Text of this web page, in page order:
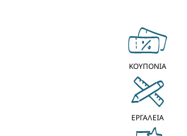
ΚΟΥΠΟΝΙΑ
ΕΡΓΑΛΕΙΑ